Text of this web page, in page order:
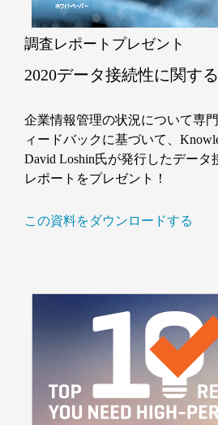
調査レポートプレゼント
2020データ接続性に関す
企業情報管理の状況について専
ィードバックに基づいて、
David Loshin氏が発行したデータ
レポートをプレゼント！
この資料をダウンロードする